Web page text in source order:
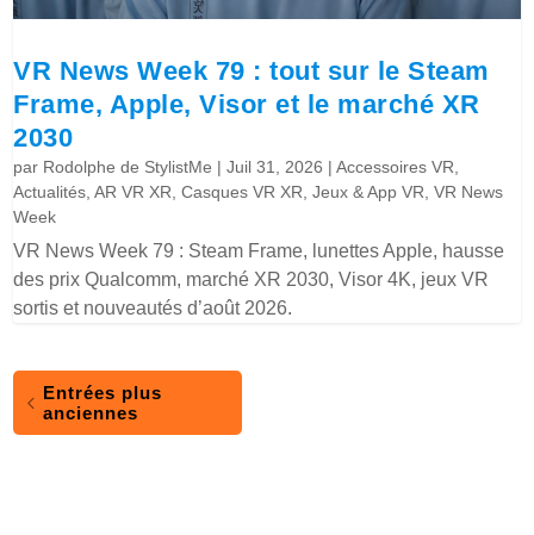
VR News Week 79 : tout sur le Steam
Frame, Apple, Visor et le marché XR
2030
par Rodolphe de StylistMe |Juil 31, 2026 |Accessoires VR,
Actualités,AR VR XR,Casques VR XR,Jeux & App VR,VR News
Week
VR News Week 79 : Steam Frame, lunettes Apple, hausse
des prix Qualcomm, marché XR 2030, Visor 4K, jeux VR
sortis et nouveautés d’août 2026.
Entrées plus
anciennes